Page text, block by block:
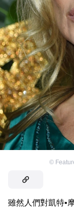
©
雖然人們對凱特•